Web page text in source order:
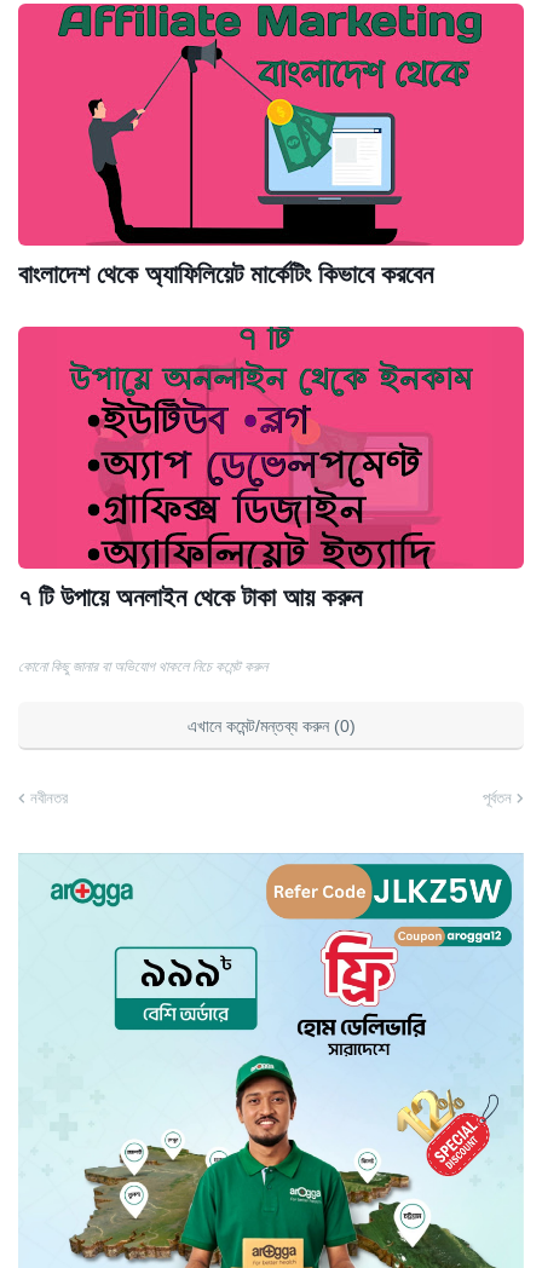
বাংলাদেশ থেকে অ্যাফিলিয়েট মার্কেটিং কিভাবে করবেন
৭ টি উপায়ে অনলাইন থেকে টাকা আয় করুন
কোনো কিছু জানার বা অভিযোগ থাকলে নিচে কমেন্ট করুন
এখানে কমেন্ট/মন্তব্য করুন (0)
নবীনতর পূর্বতন